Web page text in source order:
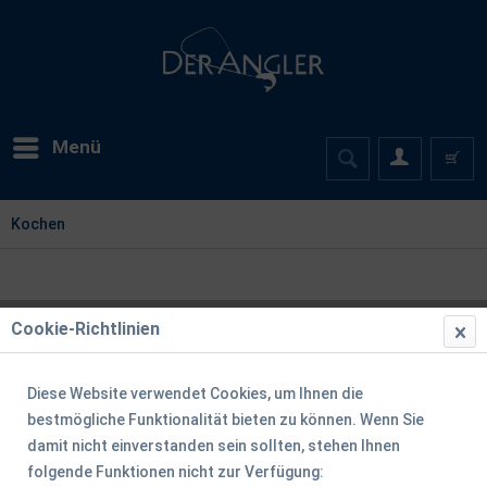
Menü
Kochen
Cookie-Richtlinien
Diese Website verwendet Cookies, um Ihnen die
bestmögliche Funktionalität bieten zu können. Wenn Sie
damit nicht einverstanden sein sollten, stehen Ihnen
folgende Funktionen nicht zur Verfügung: